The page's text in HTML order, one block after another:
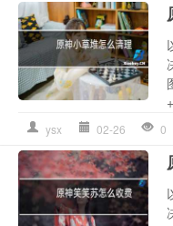
ysx 02-26 0